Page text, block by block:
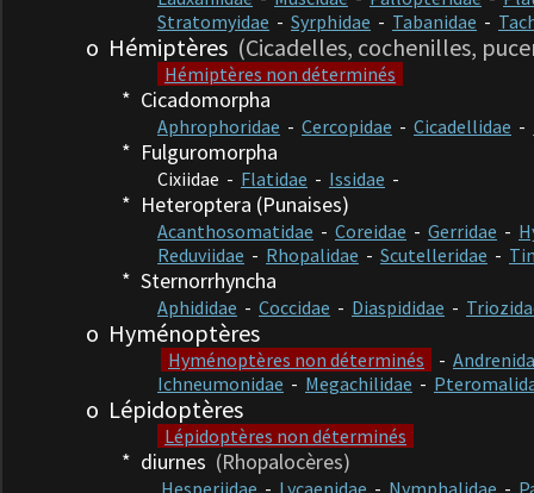
Stratomyidae - Syrphidae - Tabanidae -
o Hémiptères (Cicadelles, cochenilles,
Hémiptères non déterminés
* Cicadomorpha
Aphrophoridae - Cercopidae - Cicadellidae -
* Fulguromorpha
Cixiidae - Flatidae - Issidae -
* Heteroptera (Punaises)
Acanthosomatidae - Coreidae - Gerridae -
Reduviidae - Rhopalidae - Scutelleridae -
* Sternorrhyncha
Aphididae - Coccidae - Diaspididae -
o Hyménoptères
Hyménoptères non déterminés -
Ichneumonidae - Megachilidae -
o Lépidoptères
Lépidoptères non déterminés
* diurnes (Rhopalocères)
Hesperiidae - Lycaenidae - Nymphalidae -